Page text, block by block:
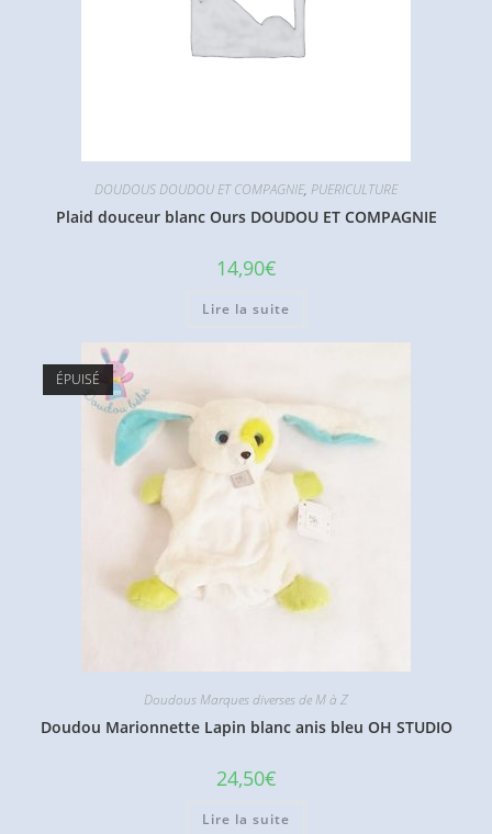
DOUDOUS DOUDOU ET COMPAGNIE, PUERICULTURE
Plaid douceur blanc Ours DOUDOU ET COMPAGNIE
14,90€
Lire la suite
ÉPUISÉ
Doudous Marques diverses de M à Z
Doudou Marionnette Lapin blanc anis bleu OH STUDIO
24,50€
Lire la suite